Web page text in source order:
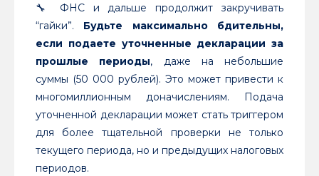
🔧 ФНС и дальше продолжит закручивать
“гайки”. Будьте максимально бдительны,
если подаете уточненные декларации за
прошлые периоды, даже на небольшие
суммы (50 000 рублей). Это может привести к
многомиллионным доначислениям. Подача
уточненной декларации может стать триггером
для более тщательной проверки не только
текущего периода, но и предыдущих налоговых
периодов.